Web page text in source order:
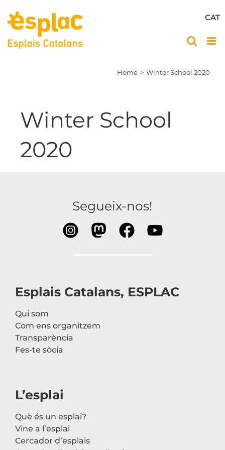
content
CAT
Home Winter School 2020
Winter School
2020
Segueix-nos!
Esplais Catalans, ESPLAC
Qui som
Com ens organitzem
Transparència
Fes-te sòcia
L’esplai
Què és un esplai?
Vine a l’esplai
Cercador d’esplais